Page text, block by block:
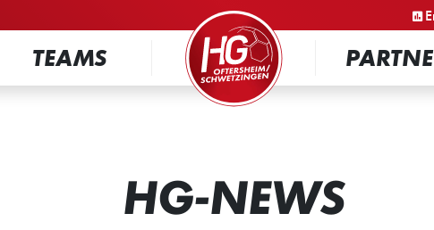
TEAMS
HG-NEWS